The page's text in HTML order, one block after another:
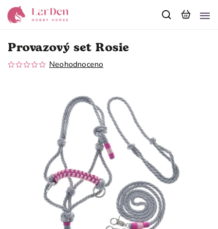
Provazový set Rosie
Neohodnoceno